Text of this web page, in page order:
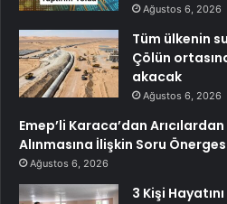
Ağustos 6, 2026
Tüm ülkenin
Çölün
akacak
Ağustos 6, 2026
Emep’li Karaca’dan
Alınmasına İlişkin Soru
Ağustos 6, 2026
3 Kişi